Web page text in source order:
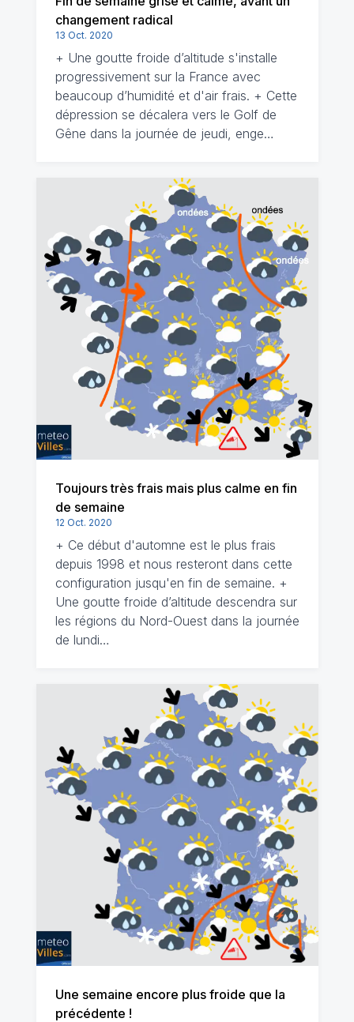
changement radical
13 Oct. 2020
+ Une goutte froide d’altitude s'installe
progressivement sur la France avec
beaucoup d’humidité et d'air frais. + Cette
dépression se décalera vers le Golf de
Gêne dans la journée de jeudi, enge…
Toujours très frais mais plus calme en fin
de semaine
12 Oct. 2020
+ Ce début d'automne est le plus frais
depuis 1998 et nous resteront dans cette
configuration jusqu'en fin de semaine. +
Une goutte froide d’altitude descendra sur
les régions du Nord-Ouest dans la journée
de lundi…
Une semaine encore plus froide que la
précédente !